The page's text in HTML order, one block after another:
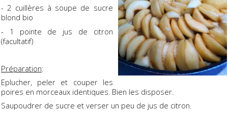
- 2 cuillères à soupe de sucre
blond bio
- 1 pointe de jus de citron
(facultatif)
Préparation:
Eplucher, peler et couper les
poires en morceaux identiques. Bien les disposer.
Saupoudrer de sucre et verser un peu de jus de citron.